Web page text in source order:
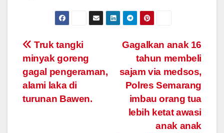
Post
navigation
Gagalkan anak 16
tahun membeli
sajam via medsos,
Polres Semarang
imbau orang tua
lebih ketat awasi
anak anak
Truk tangki
minyak goreng
gagal pengeraman,
alami laka di
turunan Bawen.